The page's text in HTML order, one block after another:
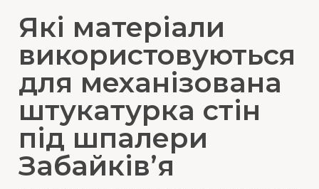
Які матеріали
використовуються
для механізована
штукатурка стін
під шпалери
Забайків’я